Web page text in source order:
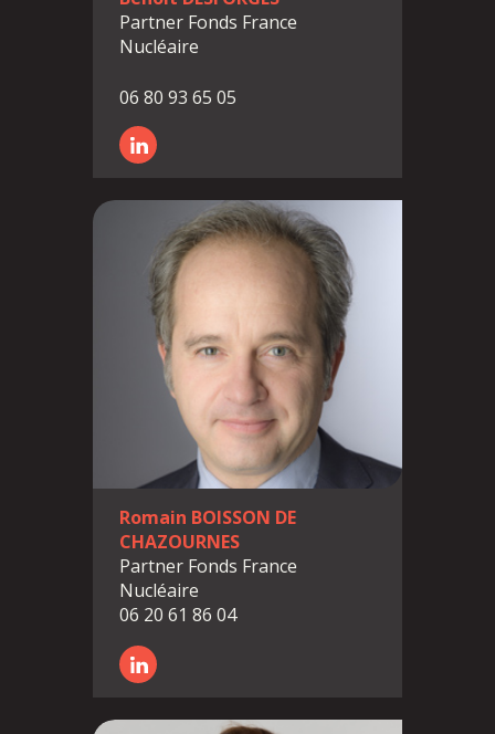
Partner Fonds France
Nucléaire
06 80 93 65 05
Romain BOISSON DE
CHAZOURNES
Partner Fonds France
Nucléaire
06 20 61 86 04